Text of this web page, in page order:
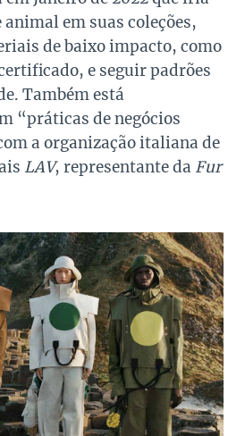
em suas coleções,
de baixo impacto, como
e seguir padrões
Também está
“práticas de negócios
a organização italiana de
LAV, representante da Fur